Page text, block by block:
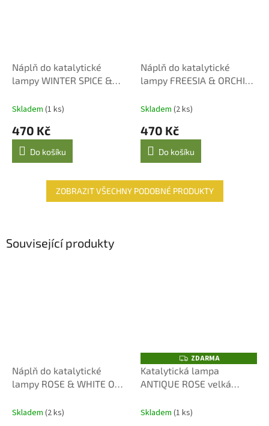
Náplň do katalytické
lampy WINTER SPICE &
Skladem (1 ks)
470 Kč
Do košíku
Náplň do katalytické
lampy FREESIA & ORCHID
Skladem (2 ks)
470 Kč
Do košíku
ZOBRAZIT VŠECHNY PODOBNÉ PRODUKTY
Související produkty
Náplň do katalytické
lampy ROSE & WHITE OUD
Skladem (2 ks)
Z
D
A
R
ZDARMA
Katalytická lampa
ANTIQUE ROSE velká
Skladem (1 ks)